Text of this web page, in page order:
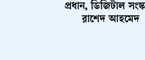
প্রধান, ডিজিটাল
রাশেদ আহমেদ